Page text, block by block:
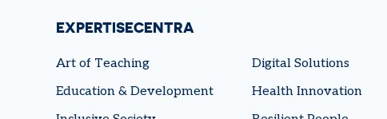
EXPERTISECENTRA
Art of Teaching
Digital Solutions
Education & Development
Health Innovation